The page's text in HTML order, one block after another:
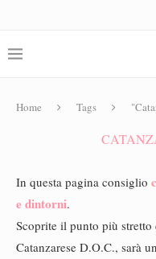
Home Tags
In questa pagina consiglio
e dintorni.
Scoprite il punto più
Catanzarese D.O.C., sarà